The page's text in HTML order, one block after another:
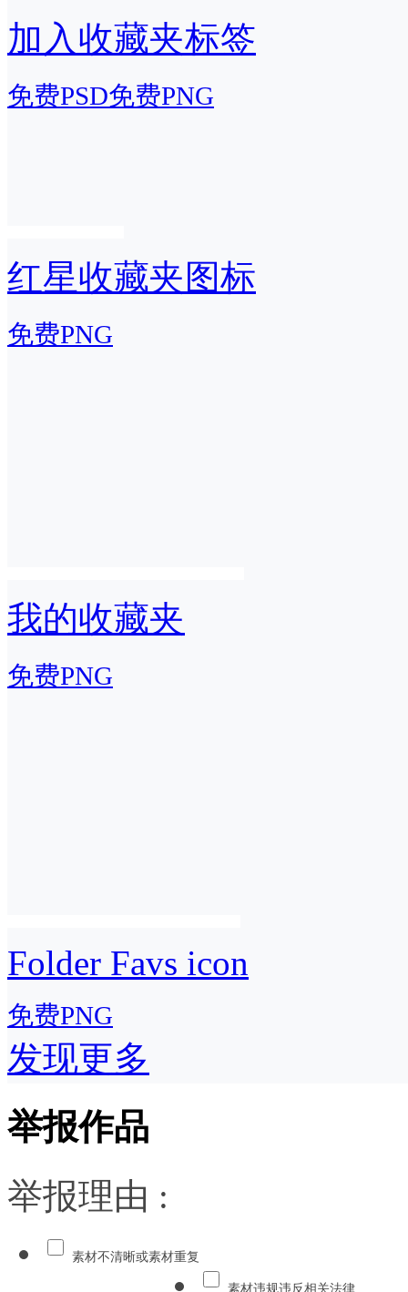
加入收藏夹标签
免费PSD免费PNG
红星收藏夹图标
免费PNG
我的收藏夹
免费PNG
Folder Favs icon
免费PNG
发现更多
举报作品
举报理由 :
素材不清晰或素材重复
素材违规违反相关法律